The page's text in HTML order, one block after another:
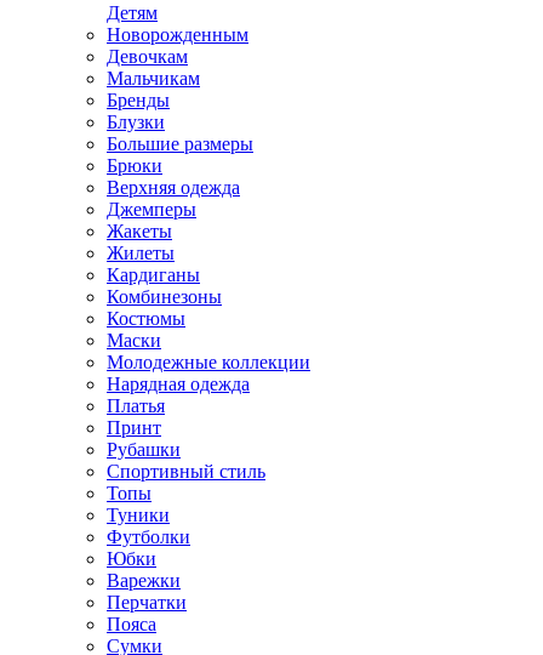
Детям
Новорожденным
Девочкам
Мальчикам
Бренды
Блузки
Большие размеры
Брюки
Верхняя одежда
Джемперы
Жакеты
Жилеты
Кардиганы
Комбинезоны
Костюмы
Маски
Молодежные коллекции
Нарядная одежда
Платья
Принт
Рубашки
Спортивный стиль
Топы
Туники
Футболки
Юбки
Варежки
Перчатки
Пояса
Сумки